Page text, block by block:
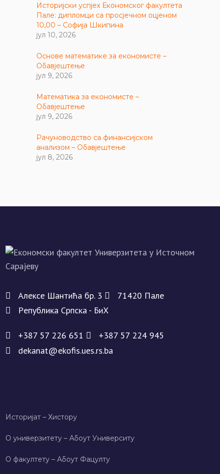
Историјски успјех Економског факултета
Пале: дипломци са просјечном оцјеном
10,00 – Софија Шкипина
јул 10, 2026
Основе математике за економисте –
Обавјештење
јул 9, 2026
Математика за економисте –
Обавјештење
јул 9, 2026
Рачуноводство са финансијском
анализом – Обавјештење
јул 8, 2026
Алeксe Шантића бр. 3
71420 Палe
Рeпублика Српска - БиХ
+387 57 226 651
+387 57 224 945
dekanat@ekofis.ues.rs.ba
Историјат – Хисторy
О универзитету – Абоут Университy
О факултету – Абоут Фацултy